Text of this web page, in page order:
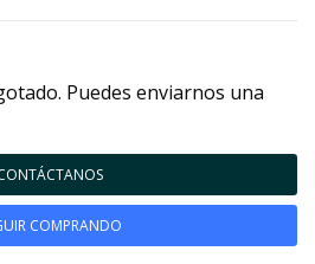
Puedes enviarnos una
COMPRANDO